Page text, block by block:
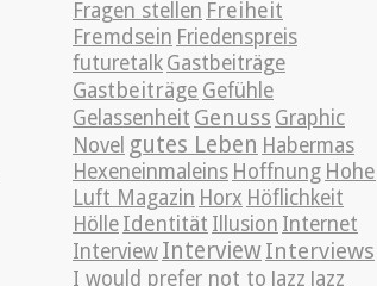
Fragen stellen Freiheit
Fremdsein Friedenspreis
futuretalk Gastbeiträge
Gastbeiträge Gefühle
Gelassenheit Genuss Graphic
Novel gutes Leben Habermas
Hexeneinmaleins Hoffnung Hohe
Luft Magazin Horx Höflichkeit
Hölle Identität Illusion Internet
Interview InterviewInterviews
I would prefer not to Jazz Jazz